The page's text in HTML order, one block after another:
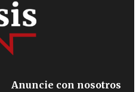
Anuncie con nosotros